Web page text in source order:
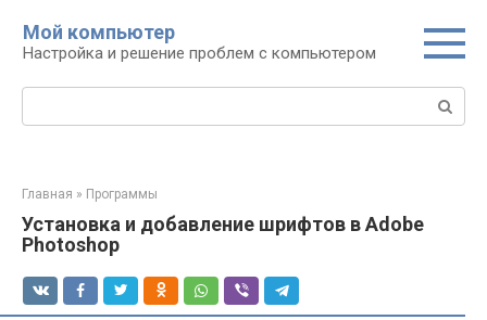
контенту
Мой компьютер
Настройка и решение проблем с компьютером
Поиск:
Главная » Программы
Установка и добавление шрифтов в Adobe
Photoshop